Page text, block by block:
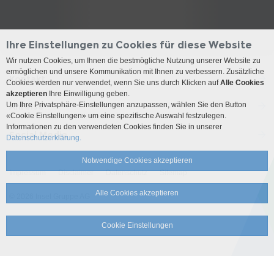
Kontakt
Anreise
Social Media
Impressum Disclaimer Datenschutz Sitemap
Ihre Einstellungen zu Cookies für diese Website
Wir nutzen Cookies, um Ihnen die bestmögliche Nutzung unserer Website zu
ermöglichen und unsere Kommunikation mit Ihnen zu verbessern. Zusätzliche
Cookies werden nur verwendet, wenn Sie uns durch Klicken aufAlle Cookies
akzeptieren Ihre Einwilligung geben.
Um Ihre Privatsphäre-Einstellungen anzupassen, wählen Sie den Button
«Cookie Einstellungen» um eine spezifische Auswahl festzulegen.
Informationen zu den verwendeten Cookies finden Sie in unserer
Datenschutzerklärung.
Notwendige Cookies akzeptieren
Alle Cookies akzeptieren
Cookie Einstellungen